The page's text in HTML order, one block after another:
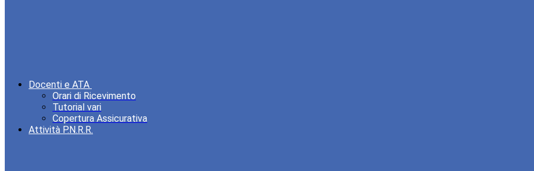
Docenti e ATA
Orari di Ricevimento
Tutorial vari
Copertura Assicurativa
Attività P.N.R.R.